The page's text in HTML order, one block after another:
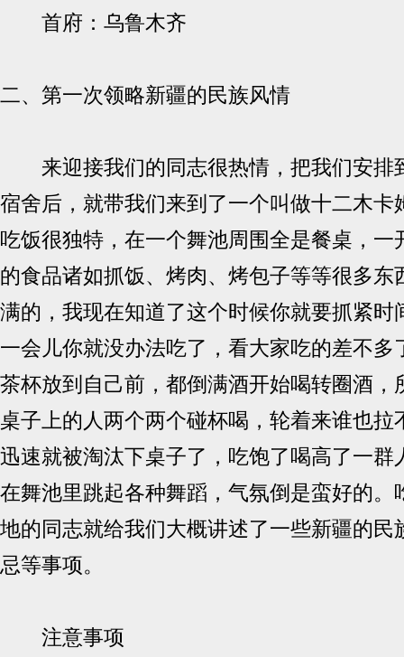
首府：乌鲁木齐
二、第一次领略新疆的民族风情
来迎接我们的同志很热情，把我们安排
宿舍后，就带我们来到了一个叫做十二木卡
吃饭很独特，在一个舞池周围全是餐桌，一
的食品诸如抓饭、烤肉、烤包子等等很多东
满的，我现在知道了这个时候你就要抓紧时
一会儿你就没办法吃了，看大家吃的差不多
茶杯放到自己前，都倒满酒开始喝转圈酒，
桌子上的人两个两个碰杯喝，轮着来谁也拉
迅速就被淘汰下桌子了，吃饱了喝高了一群
在舞池里跳起各种舞蹈，气氛倒是蛮好的。
地的同志就给我们大概讲述了一些新疆的民
忌等事项。
注意事项